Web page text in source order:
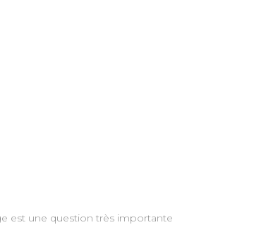
est une question très importante